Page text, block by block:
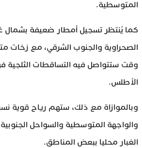
المتوسطية.
كما يُنتظر تسجيل أمطار ضعيفة بشمال
الصحراوية والجنوب الشرقي، مع زخات
وقت ستتواصل فيه التساقطات الثلجية
الأطلس.
وبالموازاة مع ذلك، ستهم رياح قوية
والواجهة المتوسطية والسواحل
الغبار محليا ببعض المناطق.